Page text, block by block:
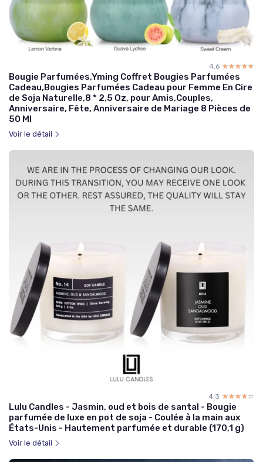
4.6 ☆☆☆☆☆
★★★★★
Bougie Parfumées,Yming Coffret Bougies Parfumées
Cadeau,Bougies Parfumées Cadeau pour Femme En Cire
de Soja Naturelle,8 * 2,5 Oz, pour Amis,Couples,
Anniversaire, Fête, Anniversaire de Mariage 8 Pièces de
50 Ml
Voir le détail
4.3 ☆☆☆☆☆
★★★★★
Lulu Candles - Jasmin, oud et bois de santal - Bougie
parfumée de luxe en pot de soja - Coulée à la main aux
États-Unis - Hautement parfumée et durable (170,1 g)
Voir le détail